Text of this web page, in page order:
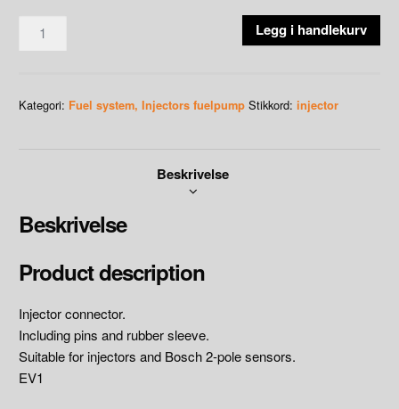
Bosch
way
(injector)
antall
Legg i handlekurv
Kategori: Fuel system, Injectors fuelpump Stikkord: injector
Beskrivelse
Beskrivelse
Product description
Injector connector.
Including pins and rubber sleeve.
Suitable for injectors and Bosch 2-pole sensors.
EV1